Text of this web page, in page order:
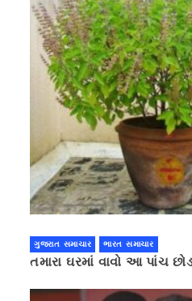
ગુજરાત સમાચાર ભારત સમાચાર
તમારા ઘરમાં વાવો આ પાંચ